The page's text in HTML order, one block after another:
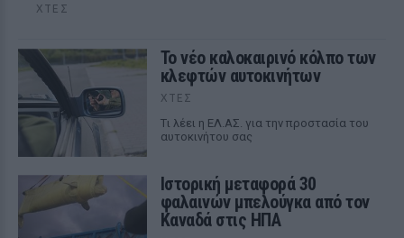
ΧΤΕΣ
Το νέο καλοκαιρινό κόλπο των
κλεφτών αυτοκινήτων
ΧΤΕΣ
Tι λέει η ΕΛ.ΑΣ. για την προστασία του
αυτοκινήτου σας
Ιστορική μεταφορά 30
φαλαινών μπελούγκα από τον
Καναδά στις ΗΠΑ